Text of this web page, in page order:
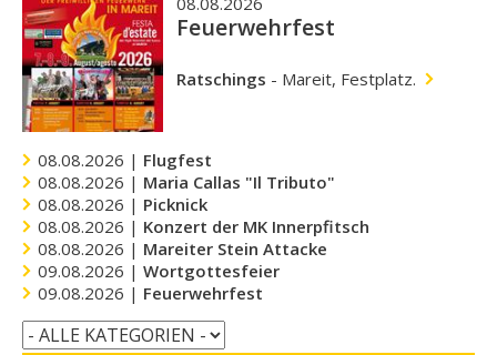
Feuerwehrfest
Ratschings - Mareit, Festplatz.
08.08.2026 | Flugfest
08.08.2026 | Maria Callas "Il Tributo"
08.08.2026 | Picknick
08.08.2026 | Konzert der MK Innerpfitsch
08.08.2026 | Mareiter Stein Attacke
09.08.2026 | Wortgottesfeier
09.08.2026 | Feuerwehrfest